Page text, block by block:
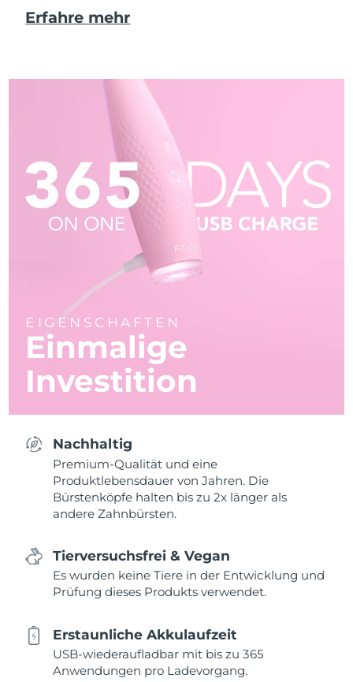
Erfahre mehr
EIGENSCHAFTEN
Einmalige
Investition
Nachhaltig
Premium-Qualität und eine
Produktlebensdauer von Jahren. Die
Bürstenköpfe halten bis zu 2x länger als
andere Zahnbürsten.
Tierversuchsfrei & Vegan
Es wurden keine Tiere in der Entwicklung und
Prüfung dieses Produkts verwendet.
Erstaunliche Akkulaufzeit
USB-wiederaufladbar mit bis zu 365
Anwendungen pro Ladevorgang.